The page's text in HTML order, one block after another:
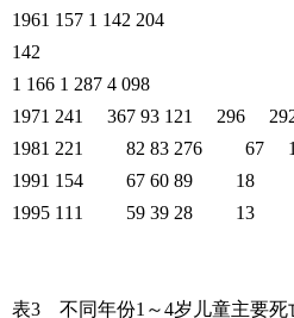
1961 157 1 142 204
142
1 166 1 287 4 098
1971 241 367 93 121 296 292
1981 221 82 83 276 67
1991 154 67 60 89 18
1995 111 59 39 28 13
表3 不同年份1～4岁儿童主要死